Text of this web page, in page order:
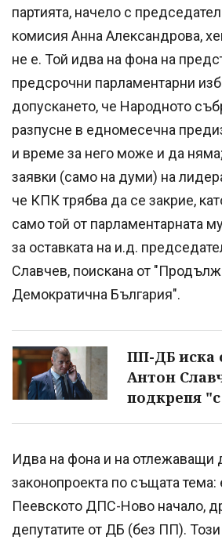
партията, начело с
комисия Анна Александрова,
не е. Той идва на фона на
предсрочни парламентарни
допускането, че Народното
разпусне в едномесечна
и време за него може и да
заявки (само на думи) на
че КПК трябва да се закрие,
само той от парламентарната
за оставката на и.д.
Славчев, поискана от
Демократична България".
ПП-ДБ иска
Антон
подкрепя
Идва на фона и на отлежаващи
законопроекта по същата тема:
Пеевското ДПС-Ново начало,
депутатите от ДБ (без ПП).